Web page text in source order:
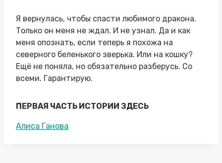
Я вернулась, чтобы спасти любимого дракона.
Только он меня не ждал. И не узнал. Да и как
меня опознать, если теперь я похожа на
северного беленького зверька. Или на кошку?
Ещё не поняла, но обязательно разберусь. Со
всеми. Гарантирую.
ПЕРВАЯ ЧАСТЬ ИСТОРИИ ЗДЕСЬ
Метки
Алиса Ганова